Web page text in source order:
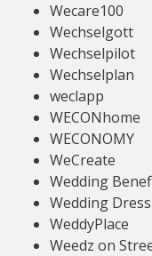
Wecare100
Wechselgott
Wechselpilot
Wechselplan
weclapp
WECONhome
WECONOMY
WeCreate
Wedding
Wedding
WeddyPlace
Weedz on